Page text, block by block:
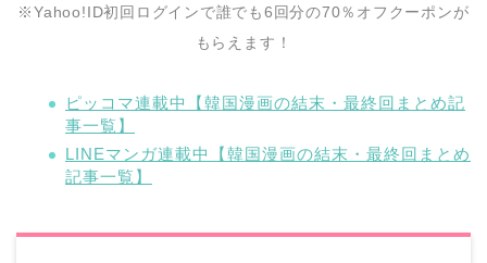
※Yahoo!ID初回ログインで誰でも6回分の70％オフクーポンが
もらえます！
ピッコマ連載中【韓国漫画の結末・最終回まとめ記
事一覧】
LINEマンガ連載中【韓国漫画の結末・最終回まとめ
記事一覧】